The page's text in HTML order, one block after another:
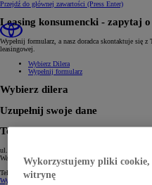
Przejdź do głównej zawartości (Press Enter)
Leasing konsumencki ‑ zapytaj
Wypełnij formularz, a nasz doradca skontaktuje się
leasingowej.
Wybierz Dilera
Wypełnij formularz
Wybierz dilera
Uzupełnij swoje dane
Toyota Warszawa Radość
ul. Patriotów 271
Warszawa
Tel:
+48226153030
Wybierz dilera *
Wykorzystujemy pliki cookie,
witrynę